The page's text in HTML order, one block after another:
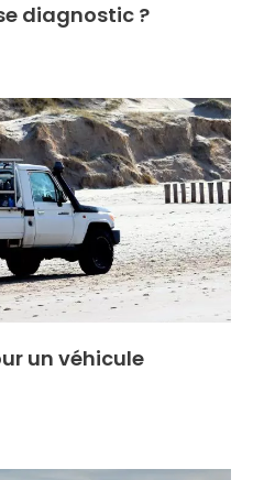
diagnostic ?
un véhicule